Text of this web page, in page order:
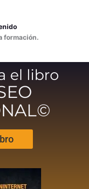
formación.
el libro